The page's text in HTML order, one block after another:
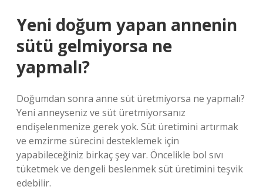
Yeni doğum yapan annenin
sütü gelmiyorsa ne
yapmalı?
Doğumdan sonra anne süt üretmiyorsa ne yapmalı?
Yeni anneyseniz ve süt üretmiyorsanız
endişelenmenize gerek yok. Süt üretimini artırmak
ve emzirme sürecini desteklemek için
yapabileceğiniz birkaç şey var. Öncelikle bol sıvı
tüketmek ve dengeli beslenmek süt üretimini teşvik
edebilir.